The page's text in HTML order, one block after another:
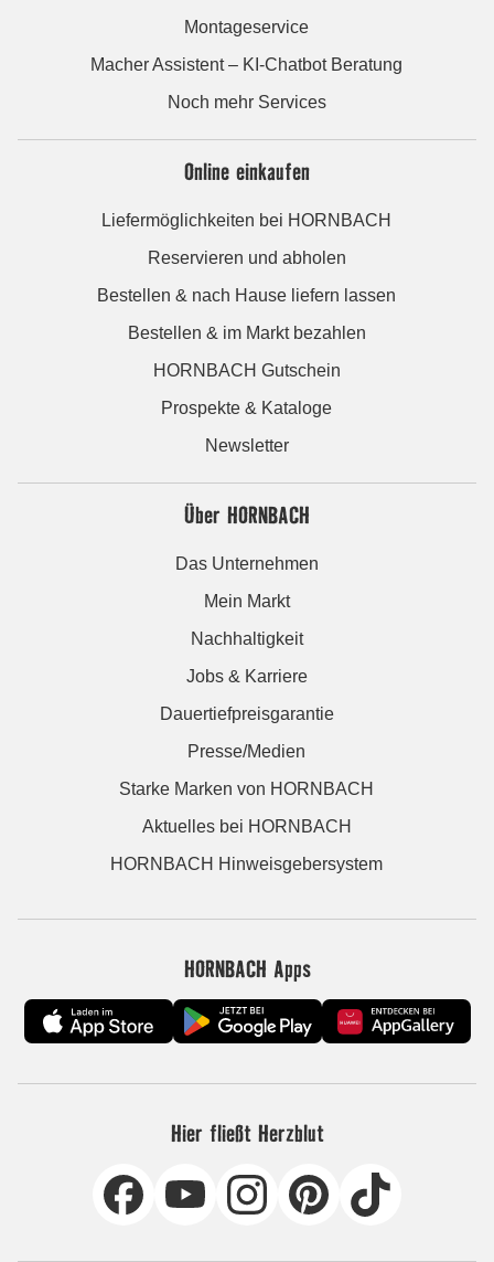
Montageservice
Macher Assistent – KI-Chatbot Beratung
Noch mehr Services
Online einkaufen
Liefermöglichkeiten bei HORNBACH
Reservieren und abholen
Bestellen & nach Hause liefern lassen
Bestellen & im Markt bezahlen
HORNBACH Gutschein
Prospekte & Kataloge
Newsletter
Über HORNBACH
Das Unternehmen
Mein Markt
Nachhaltigkeit
Jobs & Karriere
Dauertiefpreisgarantie
Presse/Medien
Starke Marken von HORNBACH
Aktuelles bei HORNBACH
HORNBACH Hinweisgebersystem
HORNBACH Apps
Hier fließt Herzblut